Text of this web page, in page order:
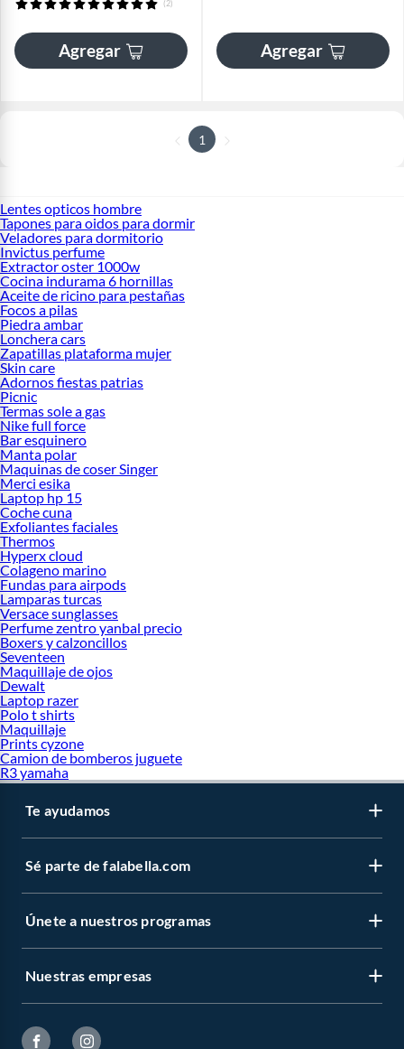
(2)
Agregar Agregar
1
Lentes opticos hombre
Tapones para oidos para dormir
Veladores para dormitorio
Invictus perfume
Extractor oster 1000w
Cocina indurama 6 hornillas
Aceite de ricino para pestañas
Focos a pilas
Piedra ambar
Lonchera cars
Zapatillas plataforma mujer
Skin care
Adornos fiestas patrias
Picnic
Termas sole a gas
Nike full force
Bar esquinero
Manta polar
Maquinas de coser Singer
Merci esika
Laptop hp 15
Coche cuna
Exfoliantes faciales
Thermos
Hyperx cloud
Colageno marino
Fundas para airpods
Lamparas turcas
Versace sunglasses
Perfume zentro yanbal precio
Boxers y calzoncillos
Seventeen
Maquillaje de ojos
Dewalt
Laptop razer
Polo t shirts
Maquillaje
Prints cyzone
Camion de bomberos juguete
R3 yamaha
Te ayudamos
Sé parte de falabella.com
Únete a nuestros programas
Nuestras empresas